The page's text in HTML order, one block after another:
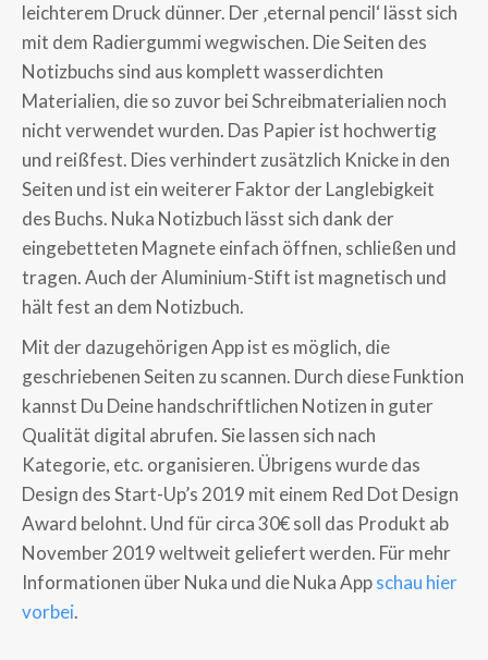
leichterem Druck dünner. Der ‚eternal pencil‘ lässt sich
mit dem Radiergummi wegwischen. Die Seiten des
Notizbuchs sind aus komplett wasserdichten
Materialien, die so zuvor bei Schreibmaterialien noch
nicht verwendet wurden. Das Papier ist hochwertig
und reißfest. Dies verhindert zusätzlich Knicke in den
Seiten und ist ein weiterer Faktor der Langlebigkeit
des Buchs. Nuka Notizbuch lässt sich dank der
eingebetteten Magnete einfach öffnen, schließen und
tragen. Auch der Aluminium-Stift ist magnetisch und
hält fest an dem Notizbuch.
Mit der dazugehörigen App ist es möglich, die
geschriebenen Seiten zu scannen. Durch diese Funktion
kannst Du Deine handschriftlichen Notizen in guter
Qualität digital abrufen. Sie lassen sich nach
Kategorie, etc. organisieren. Übrigens wurde das
Design des Start-Up’s 2019 mit einem Red Dot Design
Award belohnt. Und für circa 30€ soll das Produkt ab
November 2019 weltweit geliefert werden. Für mehr
Informationen über Nuka und die Nuka Appschau hier
vorbei.